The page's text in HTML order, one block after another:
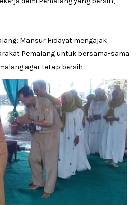
Mansur Hidayat mengajak
Pemalang untuk bersama-sama
agar tetap bersih.